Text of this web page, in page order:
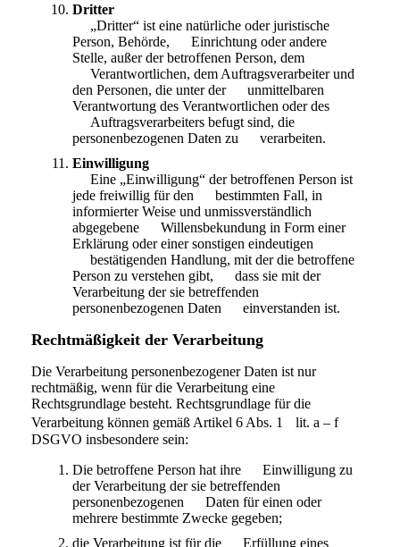
Dritter
„Dritter“ ist eine natürliche oder juristische
Person, Behörde, Einrichtung oder andere
Stelle, außer der betroffenen Person, dem
Verantwortlichen, dem Auftragsverarbeiter und
den Personen, die unter der unmittelbaren
Verantwortung des Verantwortlichen oder des
Auftragsverarbeiters befugt sind, die
personenbezogenen Daten zu verarbeiten.
Einwilligung
Eine „Einwilligung“ der betroffenen Person ist
jede freiwillig für den bestimmten Fall, in
informierter Weise und unmissverständlich
abgegebene Willensbekundung in Form einer
Erklärung oder einer sonstigen eindeutigen
bestätigenden Handlung, mit der die betroffene
Person zu verstehen gibt, dass sie mit der
Verarbeitung der sie betreffenden
personenbezogenen Daten einverstanden ist.
Rechtmäßigkeit der Verarbeitung
Die Verarbeitung personenbezogener Daten ist nur
rechtmäßig, wenn für die Verarbeitung eine
Rechtsgrundlage besteht. Rechtsgrundlage für die
Verarbeitung können gemäß Artikel 6 Abs. 1
lit. a – f
DSGVO insbesondere sein:
Die betroffene Person hat ihre Einwilligung zu
der Verarbeitung der sie betreffenden
personenbezogenen Daten für einen oder
mehrere bestimmte Zwecke gegeben;
die Verarbeitung ist für die Erfüllung eines